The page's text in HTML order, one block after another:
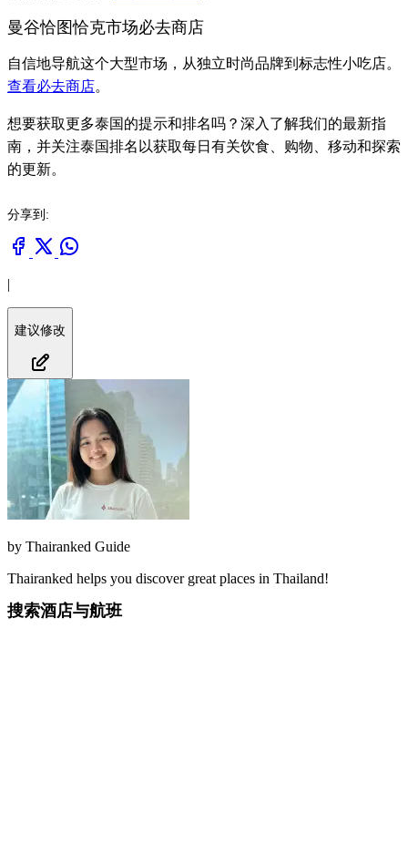
曼谷恰图恰克市场必去商店
自信地导航这个大型市场，从独立时尚品牌到标志性小吃店。
查看必去商店。
想要获取更多泰国的提示和排名吗？深入了解我们的最新指
南，并关注泰国排名以获取每日有关饮食、购物、移动和探索
的更新。
分享到:
|
建议修改
by Thairanked Guide
Thairanked helps you discover great places in Thailand!
搜索酒店与航班